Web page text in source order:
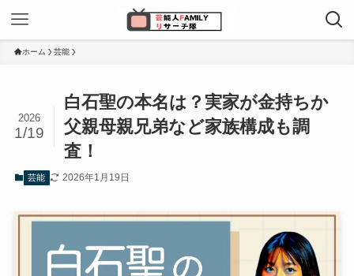
ホーム 芸能
白石聖の本名は？実家が金持ちか
父親母親兄弟など家族構成も調
査！
2026
1/19
芸能 2026年1月19日